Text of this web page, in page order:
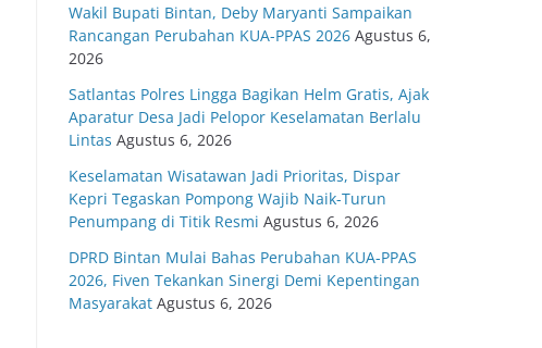
Wakil Bupati Bintan, Deby Maryanti Sampaikan
Rancangan Perubahan KUA-PPAS 2026 Agustus 6,
2026
Satlantas Polres Lingga Bagikan Helm Gratis, Ajak
Aparatur Desa Jadi Pelopor Keselamatan Berlalu
Lintas Agustus 6, 2026
Keselamatan Wisatawan Jadi Prioritas, Dispar
Kepri Tegaskan Pompong Wajib Naik-Turun
Penumpang di Titik Resmi Agustus 6, 2026
DPRD Bintan Mulai Bahas Perubahan KUA-PPAS
2026, Fiven Tekankan Sinergi Demi Kepentingan
Masyarakat Agustus 6, 2026